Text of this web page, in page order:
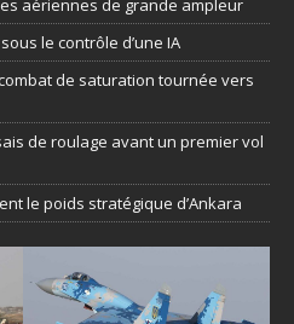
aériennes de grande ampleur
le contrôle d’une IA
de saturation tournée vers
de roulage avant un premier vol
le poids stratégique d’Ankara